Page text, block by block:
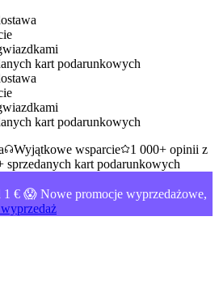
kart podarunkowych
kart podarunkowych
Wyjątkowe wsparcie
1 000+ opinii z
sprzedanych kart podarunkowych
€ 😱 Nowe promocje wyprzedażowe,